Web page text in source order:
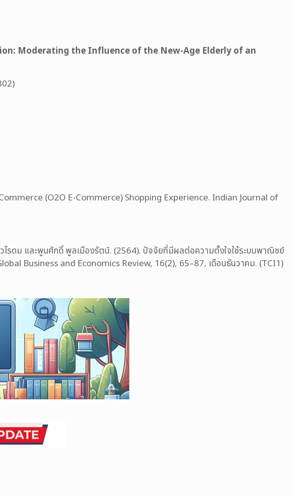
Moderating the Influence of the New-Age Elderly of an
(O2O E-Commerce) Shopping Experience. Indian Journal of
ม และพูนศักดิ์ พูลเมืองรัตน์. (2564). ปัจจัยที่มีผลต่อความตั้งใจใช้ระบบพาณิชย์
Business and Economics Review, 16(2), 65–87, เดือนธันวาคม. (TCI1)